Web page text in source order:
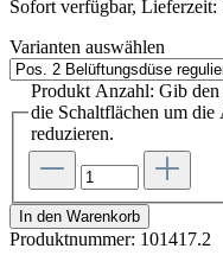
Sofort verfügbar, Lieferzeit:
Varianten auswählen
Produkt Anzahl: Gib den
die Schaltflächen um die
reduzieren.
In den Warenkorb
Produktnummer: 101417.2